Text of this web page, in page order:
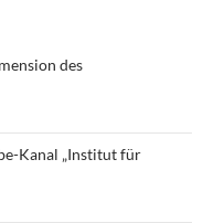
des
Kanal „Institut für